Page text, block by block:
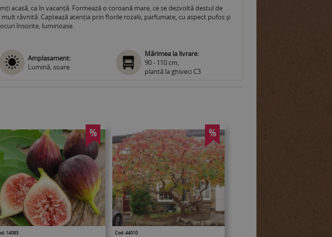
acasă, ca în vacanță. Formează o coroană mare, ce se dezvoltă destul de
râvnită. Captează atenția prin florile rozalii, parfumate, cu aspect pufos și
însorite, luminoase.
Amplasament:
Lumină, soare
Mărimea la livrare:
90 - 110 cm,
plantă la ghiveci C3
%
14083
%
Cod: 44010